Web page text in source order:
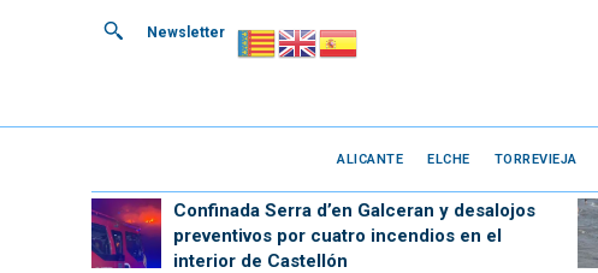
Newsletter
ALICANTE ELCHE TORREVIEJA
Confinada Serra d’en Galceran y desalojos
preventivos por cuatro incendios en el
interior de Castellón